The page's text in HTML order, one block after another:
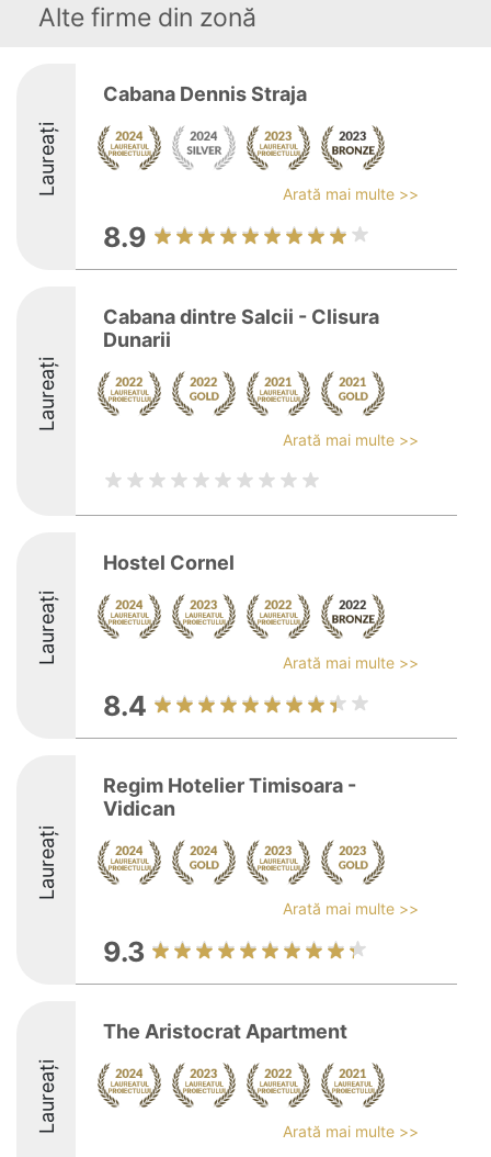
Alte firme din zonă
Laureați
Cabana Dennis Straja
Arată mai multe >>
8.9
Laureați
Cabana dintre Salcii - Clisura
Dunarii
Arată mai multe >>
Laureați
Hostel Cornel
Arată mai multe >>
8.4
Laureați
Regim Hotelier Timisoara -
Vidican
Arată mai multe >>
9.3
Laureați
The Aristocrat Apartment
Arată mai multe >>